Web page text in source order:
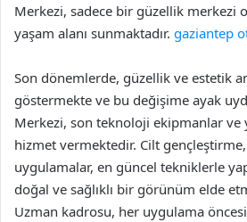
Merkezi, sadece bir güzellik merkezi
yaşam alanı sunmaktadır. gaziantep
Son dönemlerde, güzellik ve estetik
göstermekte ve bu değişime ayak
Merkezi, son teknoloji ekipmanlar
hizmet vermektedir. Cilt
uygulamalar, en güncel tekniklerle
doğal ve sağlıklı bir görünüm elde
Uzman kadrosu, her uygulama